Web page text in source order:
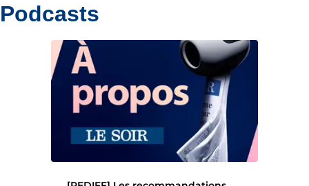
Podcasts